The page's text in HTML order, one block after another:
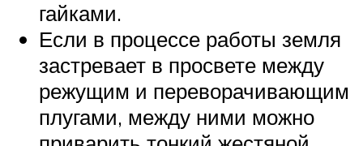
гайками.
Если в процессе работы земля
застревает в просвете между
режущим и переворачивающим
плугами, между ними можно